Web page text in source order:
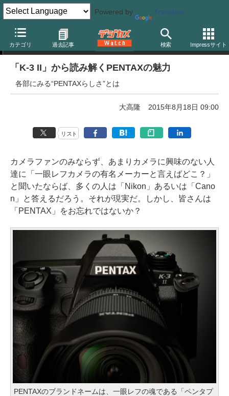
Powered by Translate
カテゴリ 過去記事 検索 Impressサイト
特別企画
「K-3 II」から読み解くPENTAXの魅力
各部にみる“PENTAXらしさ”とは
大高隆 2015年8月18日 09:00
リスト
カメラファンのみならず、あまりカメラに興味のない人
達に「一眼レフカメラの有名メーカーと言えばどこ？」
と聞いたならば、多くの人は「Nikon」あるいは「Cano
n」と答えるだろう。それが現実だ。しかし、皆さんは
「PENTAX」をお忘れではないか？
PENTAXのブランドネームは、一眼レフの魂である「ペンタプ